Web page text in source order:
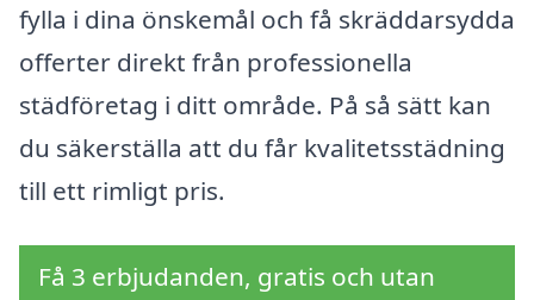
fylla i dina önskemål och få skräddarsydda
offerter direkt från professionella
städföretag i ditt område. På så sätt kan
du säkerställa att du får kvalitetsstädning
till ett rimligt pris.
Få 3 erbjudanden, gratis och utan